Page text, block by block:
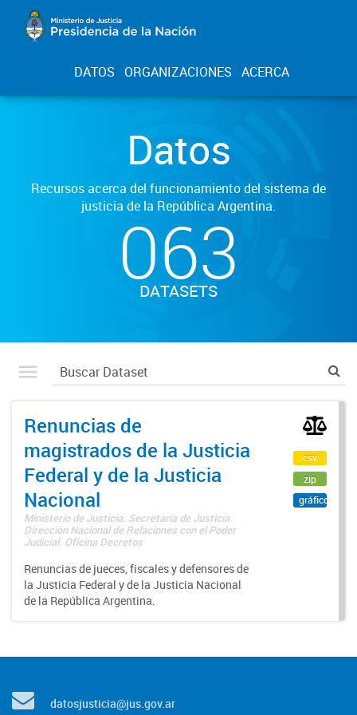
DATOS ORGANIZACIONES ACERCA
Datos
Recursos acerca del funcionamiento del sistema de
justicia de la República Argentina.
063
DATASETS
Renuncias de
magistrados de la Justicia
Federal y de la Justicia
Nacional
Ministerio de Justicia. Secretaría de Justicia.
Dirección Nacional de Relaciones con el Poder
Judicial. Oficina Decretos
Renuncias de jueces, fiscales y defensores de
la Justicia Federal y de la Justicia Nacional
de la República Argentina.
csv
zip
gráfico
datosjusticia@jus.gov.ar